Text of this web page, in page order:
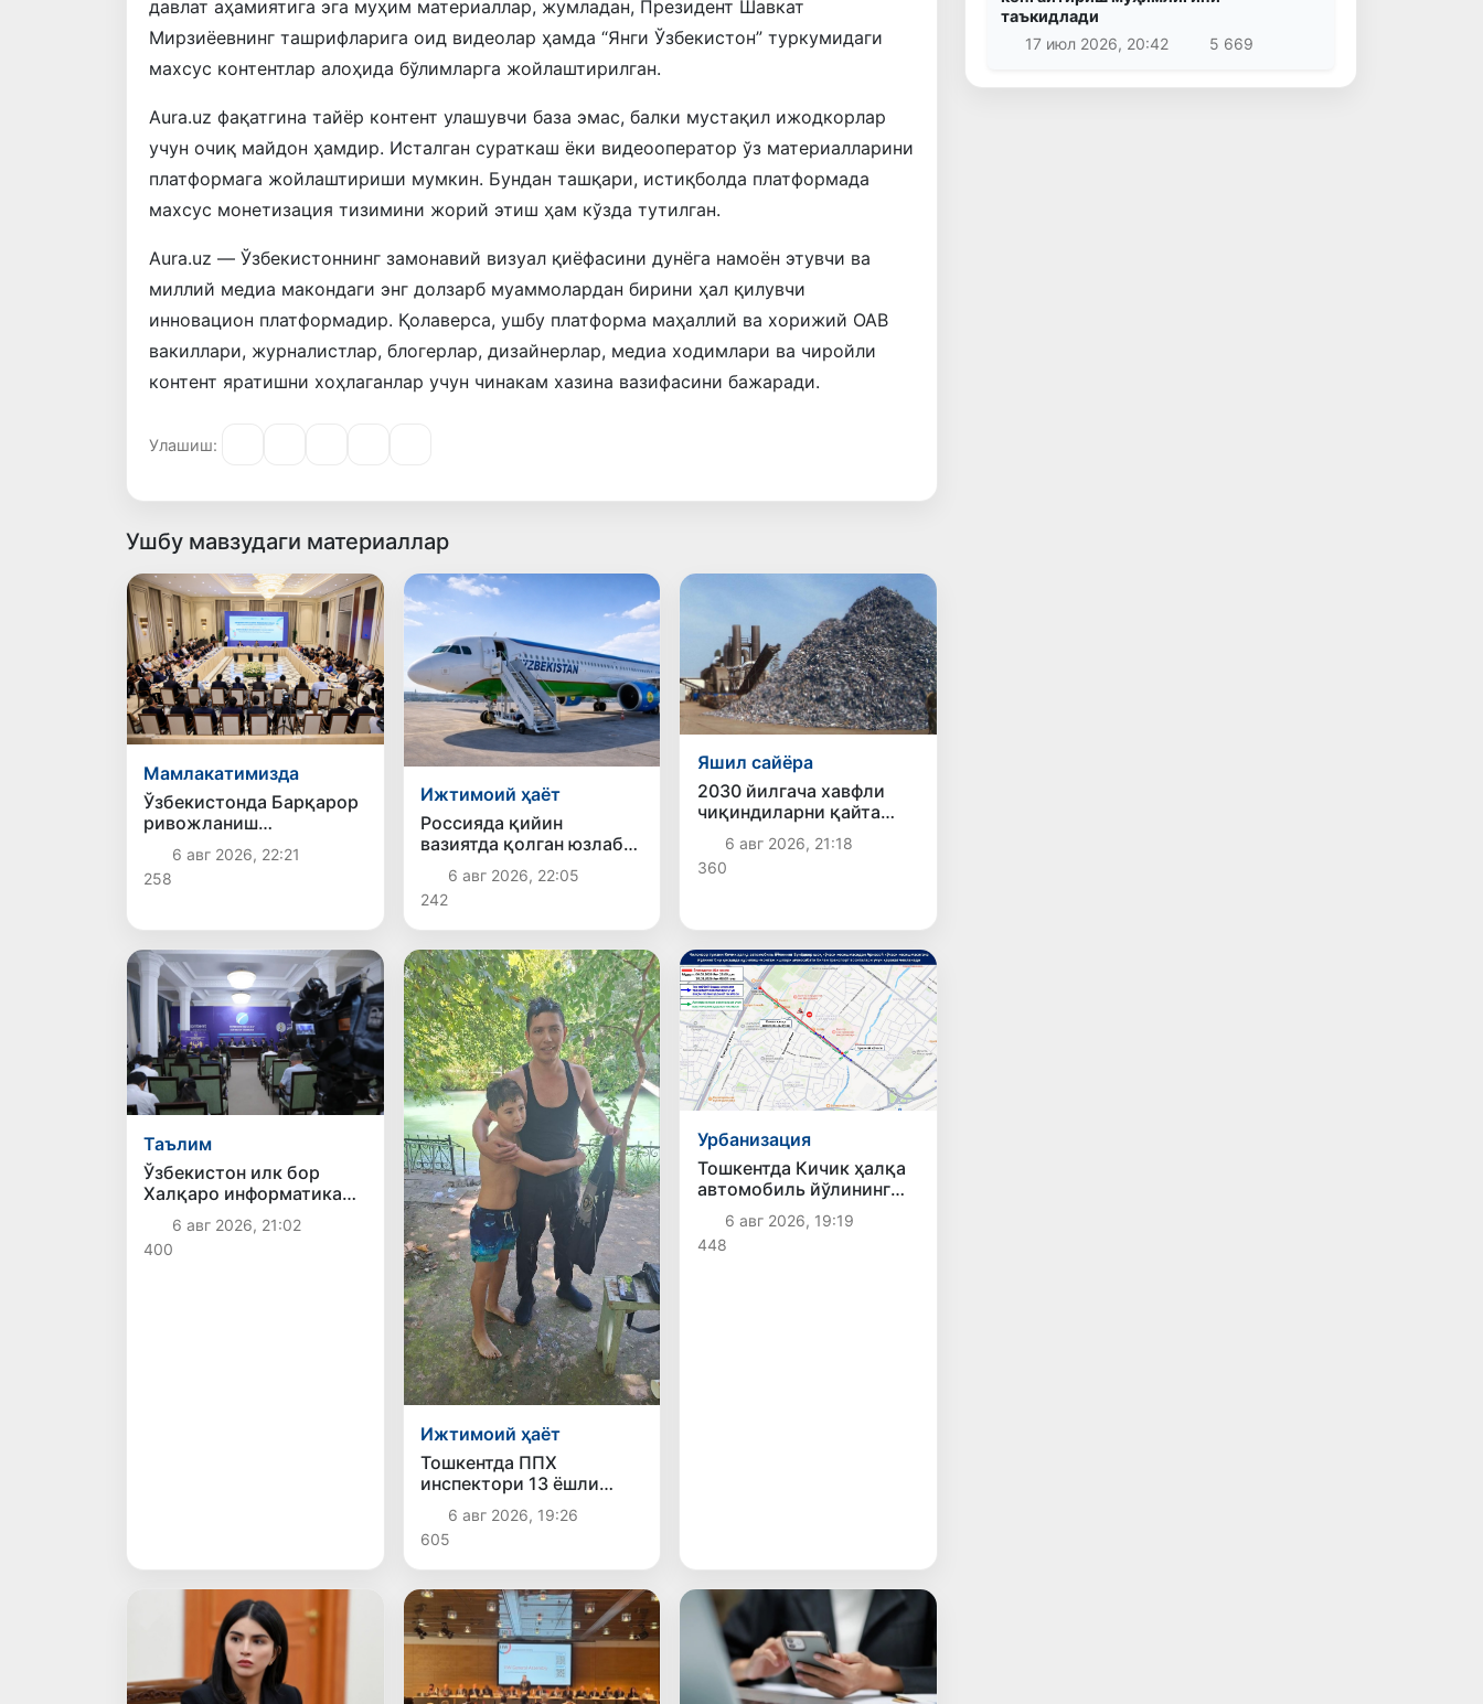
давлат аҳамиятига эга муҳим материаллар, жумладан, Президент Шавкат
Мирзиёевнинг ташрифларига оид видеолар ҳамда “Янги Ўзбекистон” туркумидаги
махсус контентлар алоҳида бўлимларга жойлаштирилган.
Aura.uz фақатгина тайёр контент улашувчи база эмас, балки мустақил ижодкорлар
учун очиқ майдон ҳамдир. Исталган сураткаш ёки видеооператор ўз материалларини
платформага жойлаштириши мумкин. Бундан ташқари, истиқболда платформада
махсус монетизация тизимини жорий этиш ҳам кўзда тутилган.
Aura.uz — Ўзбекистоннинг замонавий визуал қиёфасини дунёга намоён этувчи ва
миллий медиа макондаги энг долзарб муаммолардан бирини ҳал қилувчи
инновацион платформадир. Қолаверса, ушбу платформа маҳаллий ва хорижий ОАВ
вакиллари, журналистлар, блогерлар, дизайнерлар, медиа ходимлари ва чиройли
контент яратишни хоҳлаганлар учун чинакам хазина вазифасини бажаради.
Улашиш:
Ушбу мавзудаги материаллар
Мамлакатимизда
Ўзбекистонда Барқарор
ривожланиш
мақсадлари ойлигига
старт берилди
6 авг 2026, 22:21
258
Ижтимоий ҳаёт
Россияда қийин
вазиятда қолган юзлаб
ўзбекистонликлар ортга
қайтарилди
6 авг 2026, 22:05
242
Яшил сайёра
2030 йилгача хавфли
чиқиндиларни қайта
ишлаш даражаси 20
фоизга етказилади
6 авг 2026, 21:18
360
Таълим
Ўзбекистон илк бор
Халқаро информатика
олимпиадаси — IOI
2026га мезбонлик
қилади
6 авг 2026, 21:02
400
Ижтимоий ҳаёт
Тошкентда ППХ
инспектори 13 ёшли
болани қутқариб қолди
6 авг 2026, 19:26
605
Урбанизация
Тошкентда Кичик ҳалқа
автомобиль йўлининг
бир қисмида ҳаракат
вақтинча чекланади
6 авг 2026, 19:19
448
таъкидлади
17 июл 2026, 20:42
5 669